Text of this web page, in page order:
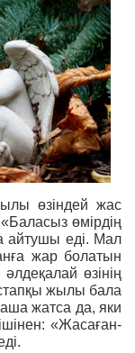
өзіндей жас
өмірдің
айтушы еді. Мал
жар болатын
өзінің
жылы бала
жатса да, яки
«Жасаған-